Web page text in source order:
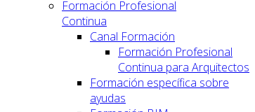
Formación Profesional
Continua
Canal Formación
Formación Profesional
Continua para Arquitectos
Formación específica sobre
ayudas